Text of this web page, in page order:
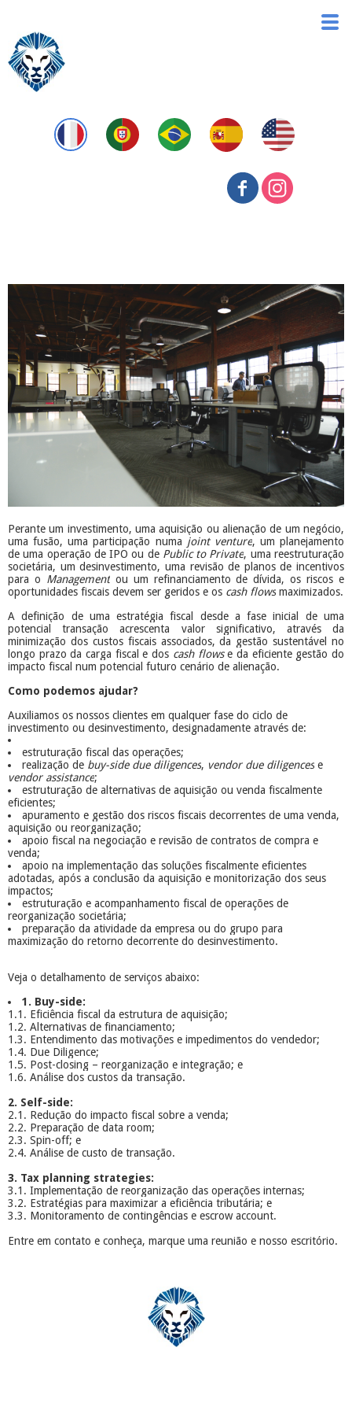
Perante um investimento, uma aquisição ou alienação de um negócio,
uma fusão, uma participação numa joint venture, um planejamento
de uma operação de IPO ou de Public to Private, uma reestruturação
societária, um desinvestimento, uma revisão de planos de incentivos
para o Managementou um refinanciamento de dívida, os riscos e
oportunidades fiscais devem ser geridos e os cash flows maximizados.
A definição de uma estratégia fiscal desde a fase inicial de uma
potencial transação acrescenta valor significativo, através da
minimização dos custos fiscais associados, da gestão sustentável no
longo prazo da carga fiscal e dos cash flowse da eficiente gestão do
impacto fiscal num potencial futuro cenário de alienação.
Como podemos ajudar?
Auxiliamos os nossos clientes em qualquer fase do ciclo de
investimento ou desinvestimento, designadamente através de:
estruturação fiscal das operações;
realização de buy-side due diligences, vendor due diligences e
vendor assistance;
estruturação de alternativas de aquisição ou venda fiscalmente
eficientes;
apuramento e gestão dos riscos fiscais decorrentes de uma venda,
aquisição ou reorganização;
apoio fiscal na negociação e revisão de contratos de compra e
venda;
apoio na implementação das soluções fiscalmente eficientes
adotadas, após a conclusão da aquisição e monitorização dos seus
impactos;
estruturação e acompanhamento fiscal de operações de
reorganização societária;
preparação da atividade da empresa ou do grupo para
maximização do retorno decorrente do desinvestimento.
Veja o detalhamento de serviços abaixo:
1. Buy-side:
1.1. Eficiência fiscal da estrutura de aquisição;
1.2. Alternativas de financiamento;
1.3. Entendimento das motivações e impedimentos do vendedor;
1.4. Due Diligence;
1.5. Post-closing – reorganização e integração; e
1.6. Análise dos custos da transação.
2. Self-side:
2.1. Redução do impacto fiscal sobre a venda;
2.2. Preparação de data room;
2.3. Spin-off; e
2.4. Análise de custo de transação.
3. Tax planning strategies:
3.1. Implementação de reorganização das operações internas;
3.2. Estratégias para maximizar a eficiência tributária; e
3.3. Monitoramento de contingências e escrow account.
Entre em contato e conheça, marque uma reunião e nosso escritório.